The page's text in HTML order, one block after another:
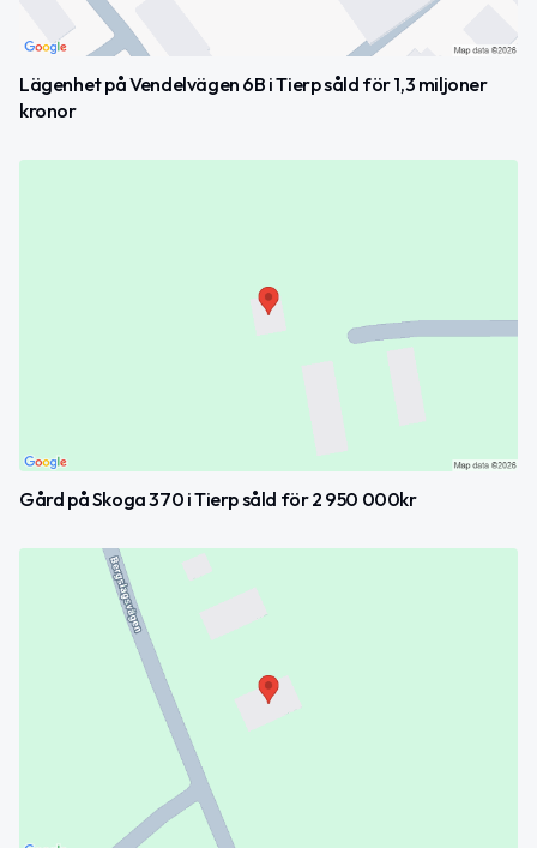
Lägenhet på Vendelvägen 6B i Tierp såld för 1,3 miljoner
kronor
Gård på Skoga 370 i Tierp såld för 2 950 000kr